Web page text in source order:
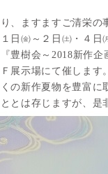
、ますますご清栄の
日㈮～２日㈯・４日
豊樹会～2018新作
展示場にて催します。
の新作夏物を豊富に
とは存じますが、是